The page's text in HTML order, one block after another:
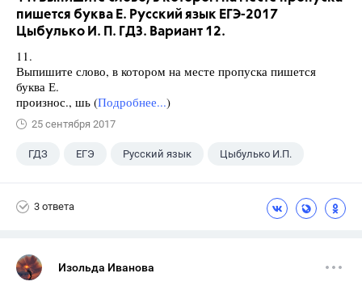
пишется буква Е. Русский язык ЕГЭ-2017
Цыбулько И. П. ГДЗ. Вариант 12.
11.
Выпишите слово, в котором на месте пропуска пишется
буква Е.
произнос., шь (Подробнее...)
25 сентября 2017
ГДЗ ЕГЭ Русский язык Цыбулько И.П.
3 ответа
Изольда Иванова